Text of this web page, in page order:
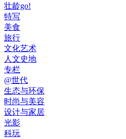
壮龄go!
特写
美食
旅行
文化艺术
人文史地
专栏
@世代
生态与环保
时尚与美容
设计与家居
光影
科玩